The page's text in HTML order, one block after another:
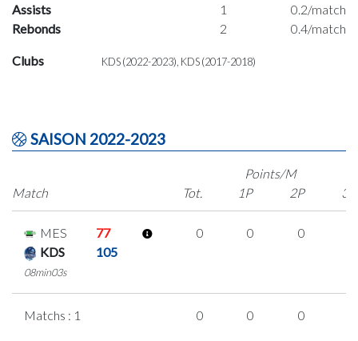
Assists
1
0.2/match
Rebonds
2 0.4/match
Clubs KDS (2022-2023), KDS (2017-2018)
SAISON 2022-2023
Match
Points/M
Tot.
1P 2P 3P
MES
77
KDS
105
08min03s
0 0 0
Matchs : 1 0 0 0